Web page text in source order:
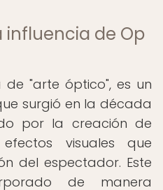
de Op
de "arte óptico", es un
surgió en la década
por la creación de
visuales que
del espectador. Este
de manera